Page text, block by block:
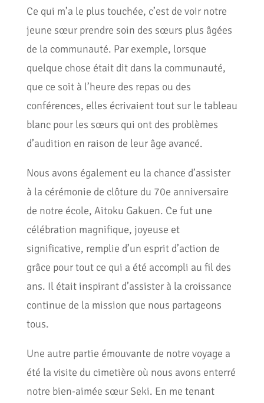
Ce qui m’a le plus touchée, c’est de voir notre
jeune sœur prendre soin des sœurs plus âgées
de la communauté. Par exemple, lorsque
quelque chose était dit dans la communauté,
que ce soit à l’heure des repas ou des
conférences, elles écrivaient tout sur le tableau
blanc pour les sœurs qui ont des problèmes
d’audition en raison de leur âge avancé.
Nous avons également eu la chance d’assister
à la cérémonie de clôture du 70e anniversaire
de notre école, Aitoku Gakuen. Ce fut une
célébration magnifique, joyeuse et
significative, remplie d’un esprit d’action de
grâce pour tout ce qui a été accompli au fil des
ans. Il était inspirant d’assister à la croissance
continue de la mission que nous partageons
tous.
Une autre partie émouvante de notre voyage a
été la visite du cimetière où nous avons enterré
notre bien-aimée sœur Seki. En me tenant